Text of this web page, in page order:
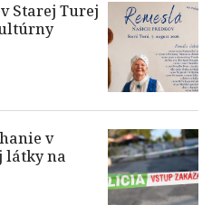
Starej Turej
v
látky na